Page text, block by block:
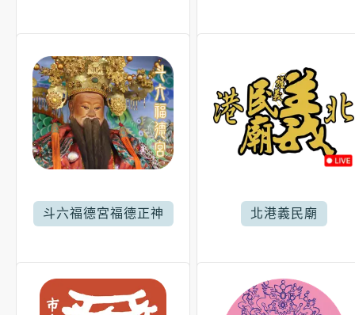
斗六福德宮福德正神 北港義民廟